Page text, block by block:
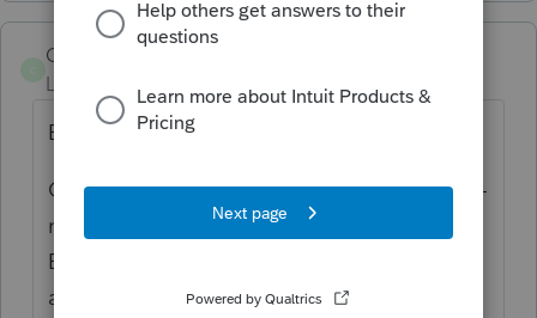
Caro8
Level 2 Forum|Forum|2 years ago
Bonjour,
Ok j'ai modifié à oui que le conjoint est non-
résident, toutefois le système me mentionne
EDI#1014: Cette déclaration n'est pas
admissible à la TED. Donc j'imagine que je